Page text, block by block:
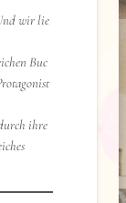
wir lie
Buc
ihre